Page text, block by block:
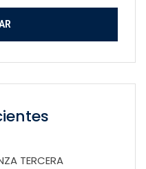
TERCERA